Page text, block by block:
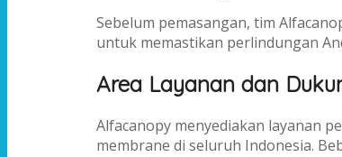
Sebelum pemasangan, tim
untuk memastikan perlindungan
Area Layanan dan
Alfacanopy menyediakan layanan
membrane di seluruh Indonesia.